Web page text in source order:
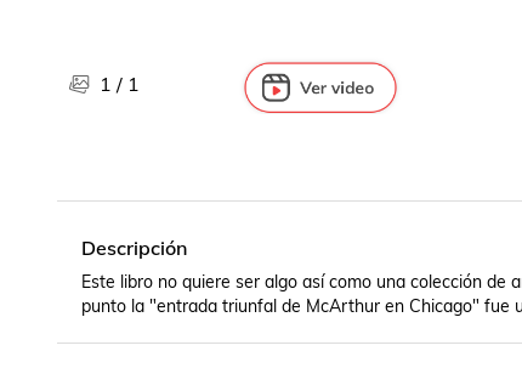
1 / 1
Descripción
Este libro no quiere ser algo así como una colección de
punto la "entrada triunfal de McArthur en Chicago" fue